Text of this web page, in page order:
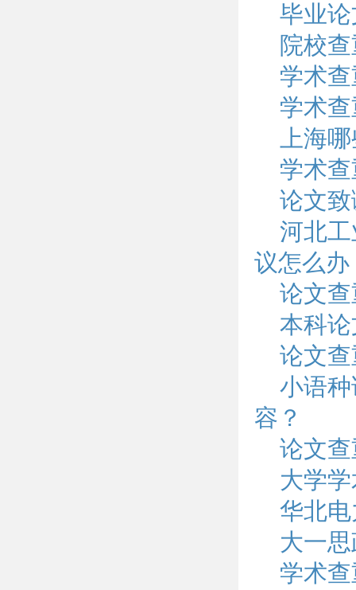
毕业
院校
学术
学术
上海
学术
论文
河北
议怎么办
论文
本科
论文
小语
容？
论文
大学
华北
大一
学术